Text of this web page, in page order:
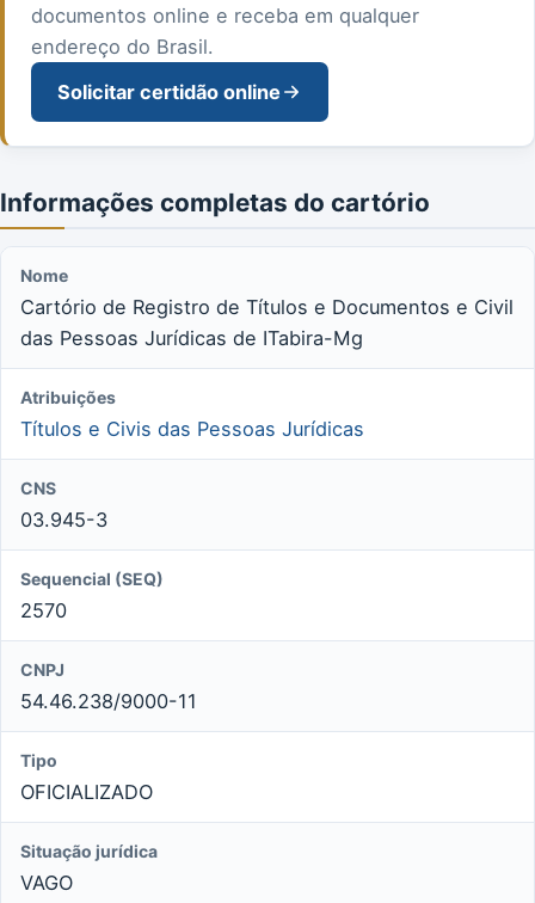
documentos online e receba em qualquer
endereço do Brasil.
Solicitar certidão online
Informações completas do cartório
Nome
Cartório de Registro de Títulos e Documentos e Civil
das Pessoas Jurídicas de ITabira-Mg
Atribuições
Títulos e Civis das Pessoas Jurídicas
CNS
03.945-3
Sequencial (SEQ)
2570
CNPJ
54.46.238/9000-11
Tipo
OFICIALIZADO
Situação jurídica
VAGO